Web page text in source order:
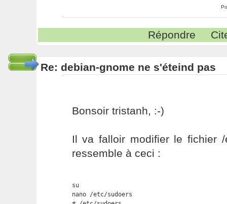
Répondre
Re: debian-gnome ne s'éteind pas
Bonsoir tristanh, :-)
Il va falloir modifier le fichier
ressemble à ceci :
su
nano /etc/sudoers